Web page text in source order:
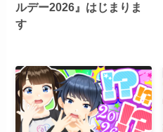
ルデー2026』はじまりま
す